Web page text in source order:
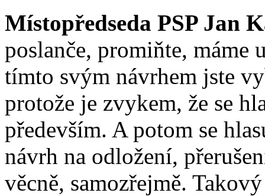
Místopředseda PSP Jan
poslanče, promiňte, máme
tímto svým návrhem jste
protože je zvykem, že se
především. A potom se
návrh na odložení,
věcně, samozřejmě.